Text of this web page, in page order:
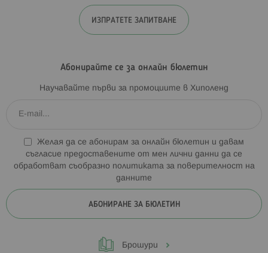
ИЗПРАТЕТЕ ЗАПИТВАНЕ
Абонирайте се за онлайн бюлетин
Научавайте първи за промоциите в Хиполенд
Желая да се абонирам за онлайн бюлетин и давам
съгласие предоставените от мен лични данни да се
обработват съобразно политиката за поверителност на
данните
АБОНИРАНЕ ЗА БЮЛЕТИН
Брошури